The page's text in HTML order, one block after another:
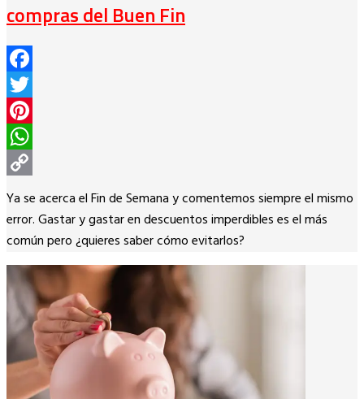
compras del Buen Fin
Facebook
Twitter
Pinterest
WhatsApp
Copy
Link
Ya se acerca el Fin de Semana y comentemos siempre el mismo
error. Gastar y gastar en descuentos imperdibles es el más
común pero ¿quieres saber cómo evitarlos?